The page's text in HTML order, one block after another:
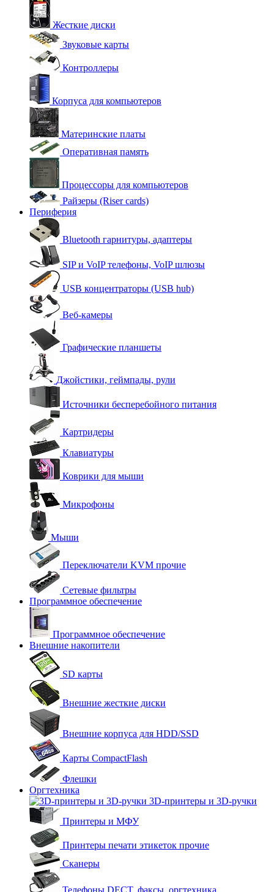
Жесткие диски
Звуковые карты
Контроллеры
Корпуса для компьютеров
Материнские платы
Оперативная память
Процессоры для компьютеров
Райзеры (Riser cards)
Периферия
Bluetooth гарнитуры, адаптеры
SIP и VoIP телефоны, VoIP шлюзы
USB концентраторы (USB hub)
Веб-камеры
Графические планшеты
Джойстики, геймпады, рули
Источники бесперебойного питания
Картридеры
Клавиатуры
Коврики для мыши
Микрофоны
Мыши
Переключатели KVM прочие
Сетевые фильтры
Программное обеспечение
Программное обеспечение
Внешние накопители
SD карты
Внешние жесткие диски
Внешние корпуса для HDD/SSD
Карты CompactFlash
Флешки
Оргтехника
3D-принтеры и 3D-ручки
Принтеры и МФУ
Принтеры печати этикеток прочие
Сканеры
Телефоны DECT, факсы, оргтехника